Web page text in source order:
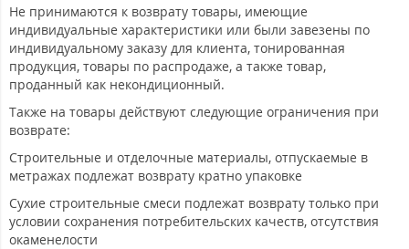
Не принимаются к возврату товары, имеющие
индивидуальные характеристики или были завезены по
индивидуальному заказу для клиента, тонированная
продукция, товары по распродаже, а также товар,
проданный как некондиционный.
Также на товары действуют следующие ограничения при
возврате:
Строительные и отделочные материалы, отпускаемые в
метражах подлежат возврату кратно упаковке
Сухие строительные смеси подлежат возврату только при
условии сохранения потребительских качеств, отсутствия
окаменелости